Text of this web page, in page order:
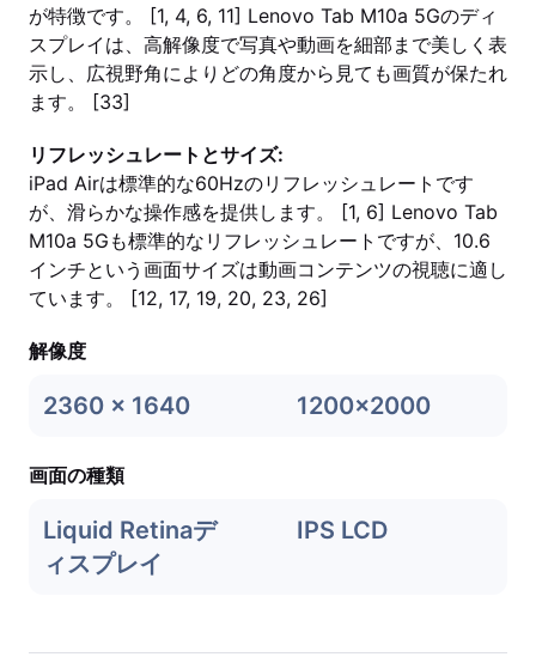
が特徴です。 [1, 4, 6, 11] Lenovo Tab M10a 5Gのディ
スプレイは、高解像度で写真や動画を細部まで美しく表
示し、広視野角によりどの角度から見ても画質が保たれ
ます。 [33]
リフレッシュレートとサイズ:
iPad Airは標準的な60Hzのリフレッシュレートです
が、滑らかな操作感を提供します。 [1, 6] Lenovo Tab
M10a 5Gも標準的なリフレッシュレートですが、10.6
インチという画面サイズは動画コンテンツの視聴に適し
ています。 [12, 17, 19, 20, 23, 26]
解像度
2360 x 1640 1200x2000
画面の種類
Liquid Retinaデ
ィスプレイ
IPS LCD